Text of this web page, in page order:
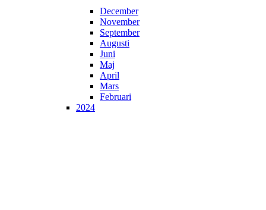
December
November
September
Augusti
Juni
Maj
April
Mars
Februari
2024